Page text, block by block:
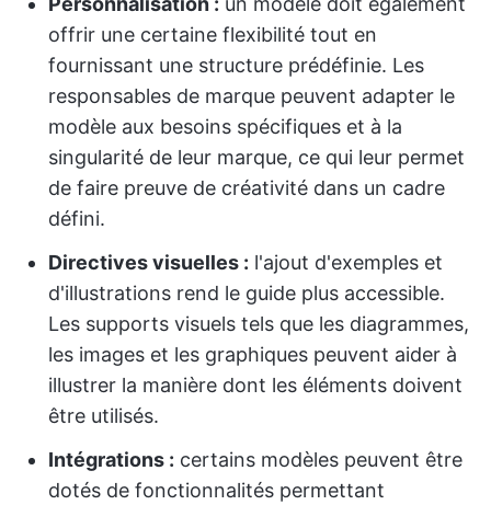
offrir une certaine flexibilité tout en
fournissant une structure prédéfinie. Les
responsables de marque peuvent adapter le
modèle aux besoins spécifiques et à la
singularité de leur marque, ce qui leur permet
de faire preuve de créativité dans un cadre
défini.
Directives visuelles : l'ajout d'exemples et
d'illustrations rend le guide plus accessible.
Les supports visuels tels que les diagrammes,
les images et les graphiques peuvent aider à
illustrer la manière dont les éléments doivent
être utilisés.
Intégrations : certains modèles peuvent être
dotés de fonctionnalités permettant